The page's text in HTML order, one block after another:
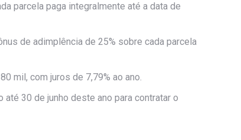
parcela paga integralmente até a data de
de adimplência de 25% sobre cada parcela
mil, com juros de 7,79% ao ano.
30 de junho deste ano para contratar o